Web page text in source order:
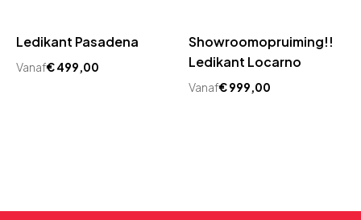
Ledikant Pasadena
Vanaf€499,00
Showroomopruiming!!
Ledikant Locarno
Vanaf€999,00